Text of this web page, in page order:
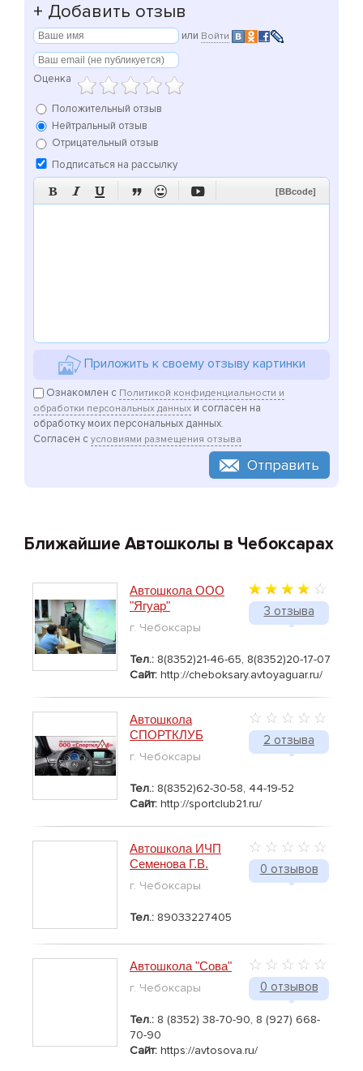
+ Добавить отзыв
или Войти
Оценка
Положительный отзыв
Нейтральный отзыв
Отрицательный отзыв
Подписаться на рассылку
      [BBcode]
Приложить к своему отзыву картинки
Ознакомлен с Политикой конфиденциальности и
обработки персональных данных и согласен на
обработку моих персональных данных.
Согласен с условиями размещения отзыва
Отправить
Ближайшие Автошколы в Чебоксарах
3 отзыва
Автошкола ООО
"Ягуар"
г. Чебоксары
Тел.: 8(8352)21-46-65, 8(8352)20-17-07
Сайт: http://cheboksary.avtoyaguar.ru/
2 отзыва
Автошкола
СПОРТКЛУБ
г. Чебоксары
Тел.: 8(8352)62-30-58, 44-19-52
Сайт: http://sportclub21.ru/
0 отзывов
Автошкола ИЧП
Семенова Г.В.
г. Чебоксары
Тел.: 89033227405
0 отзывов
Автошкола "Сова"
г. Чебоксары
Тел.: 8 (8352) 38-70-90, 8 (927) 668-
70-90
Сайт: https://avtosova.ru/